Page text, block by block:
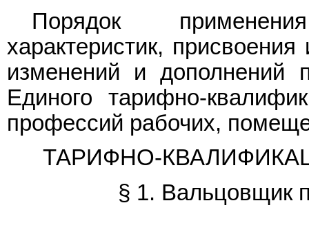
Порядок
характеристик,
изменений и дополнений
Единого тарифно-
профессий рабочих,
ТАРИФНО-
§ 1. Вальцовщик